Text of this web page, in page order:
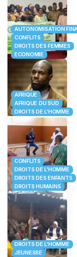
AUTONOMISATION
CONFLITS
DROITS DES FEMMES
ECONOMIE
AFRIQUE
AFRIQUE DU SUD
DROITS DE L'HOMME
CONFLITS
DROITS DE L'HOMME
DROITS DES ENFANTS
DROITS HUMAINS
DROITS DE L'HOMME
JEUNESSE